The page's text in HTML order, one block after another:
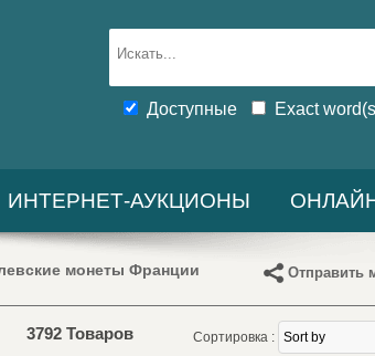
Доступные Exact
ИНТЕРНЕТ-АУКЦИОНЫ
монеты Франции Отправить
3792 Товаров Сортировка :